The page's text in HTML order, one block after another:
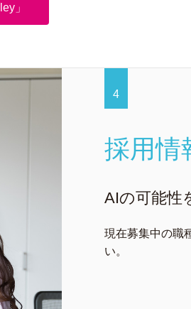
」
4
採用情
AIの可能性
現在募集中の職
い。